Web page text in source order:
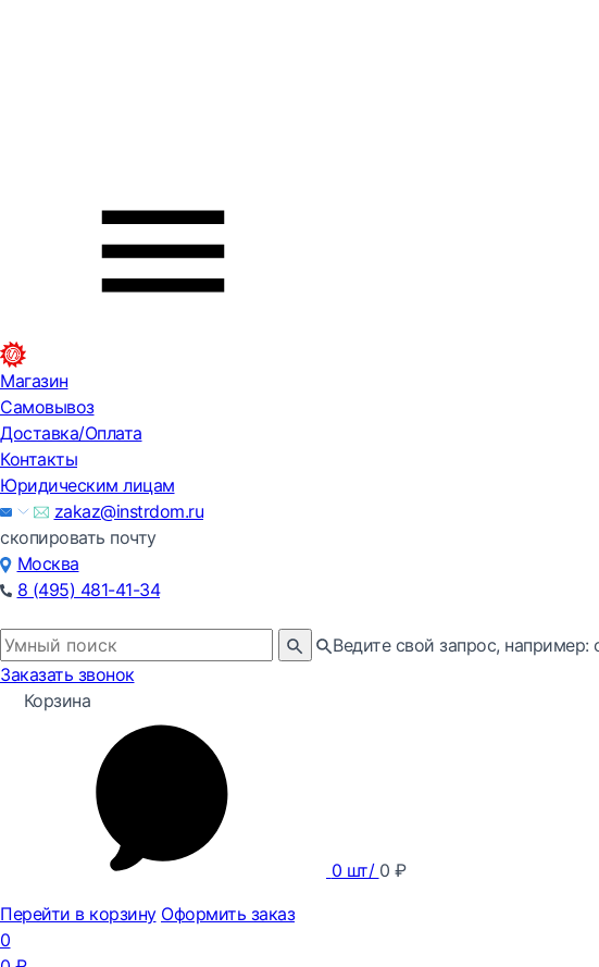
Магазин
Самовывоз
Доставка/Оплата
Контакты
Юридическим лицам
zakaz@instrdom.ru
скопировать почту
Москва
8 (495) 481-41-34
Ведите свой запрос, например:
Заказать звонок
Корзина
0 шт/ 0 ₽
Перейти в корзину Оформить заказ
0